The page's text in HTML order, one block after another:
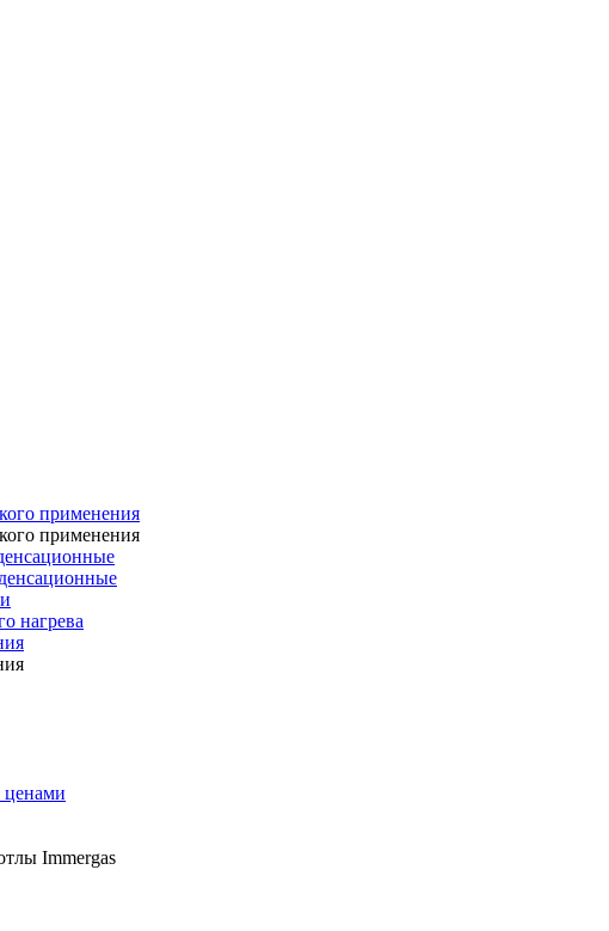
применения
применения
нагрева
ценами
Immergas